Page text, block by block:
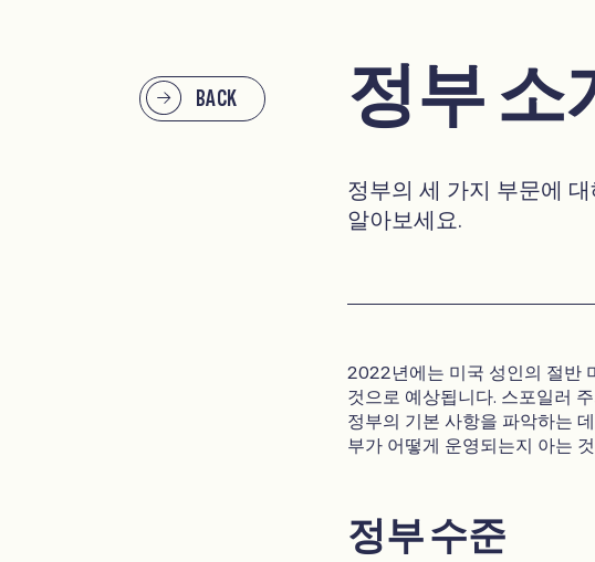
BACK 정부 소
정부의 세 가지 부문에
알아보세요.
2022년에는 미국 성인의 절반
것으로 예상됩니다. 스포일러
정부의 기본 사항을 파악하는
부가 어떻게 운영되는지 아는
정부 수준